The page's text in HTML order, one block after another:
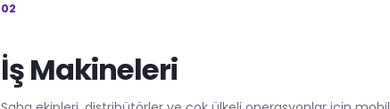
02
İş Makineleri